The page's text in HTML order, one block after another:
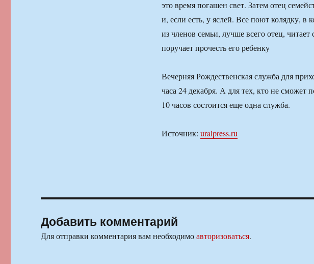
это время погашен свет. Затем отец
и, если есть, у яслей. Все поют колядку, в
из членов семьи, лучше всего отец,
поручает прочесть его ребенку
Вечерняя Рождественская служба для
часа 24 декабря. А для тех, кто не сможет
10 часов состоится еще одна служба.
Источник: uralpress.ru
Добавить комментарий
Для отправки комментария вам необходимоавторизоваться.